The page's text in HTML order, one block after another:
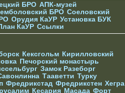
БРО АПК-музей
БРО Соеловский
Орудия КаУР Установка БУК
КаУР Ссылки
Кексгольм Кирилловский
Печорcкий монастырь
Замок Разеборг
Тааветти Турку
Фредрикстад Фредрикстен Хегра
Кесария Масада Форт